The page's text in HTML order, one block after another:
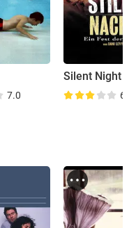
7.0
Silent Night
6.1